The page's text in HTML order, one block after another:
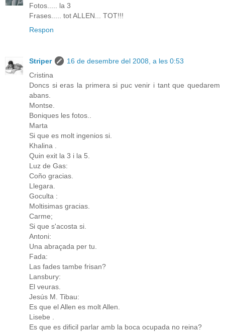
Fotos..... la 3
Frases..... tot ALLEN... TOT!!!
Respon
Striper
16 de desembre del 2008, a les 0:53
Cristina
Doncs si eras la primera si puc venir i tant que quedarem
abans.
Montse.
Boniques les fotos..
Marta
Si que es molt ingenios si.
Khalina .
Quin exit la 3 i la 5.
Luz de Gas:
Coño gracias.
Llegara.
Goculta :
Moltisimas gracias.
Carme;
Si que s'acosta si.
Antoni:
Una abraçada per tu.
Fada:
Las fades tambe frisan?
Lansbury:
El veuras.
Jesús M. Tibau:
Es que el Allen es molt Allen.
Lisebe .
Es que es dificil parlar amb la boca ocupada no reina?